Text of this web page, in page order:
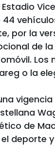
por la
de
Los
o la
de
deporte